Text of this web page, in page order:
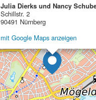
Julia Dierks und Nancy
Schillstr. 2
90491 Nürnberg
mit Google Maps anzeigen